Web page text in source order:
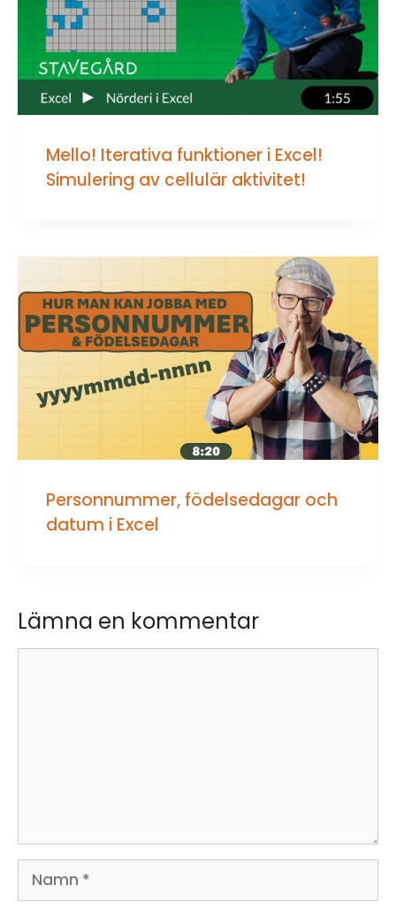
Mello! Iterativa funktioner i Excel!
Simulering av cellulär aktivitet!
Personnummer, födelsedagar och
datum i Excel
Lämna en kommentar
Namn